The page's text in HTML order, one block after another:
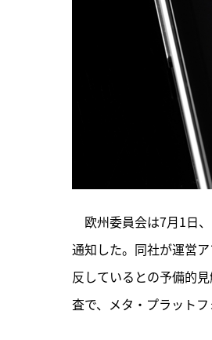
欧州委員会は7月1日
通知した。同社が運営
反しているとの予備的
査で、メタ・プラット